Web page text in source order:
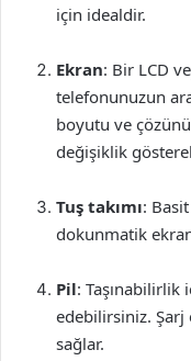
için idealdir.
Ekran: Bir LCD
telefonunuzun
boyutu ve
değişiklik
Tuş takımı:
dokunmatik
Pil:
edebilirsiniz. Şarj
sağlar.